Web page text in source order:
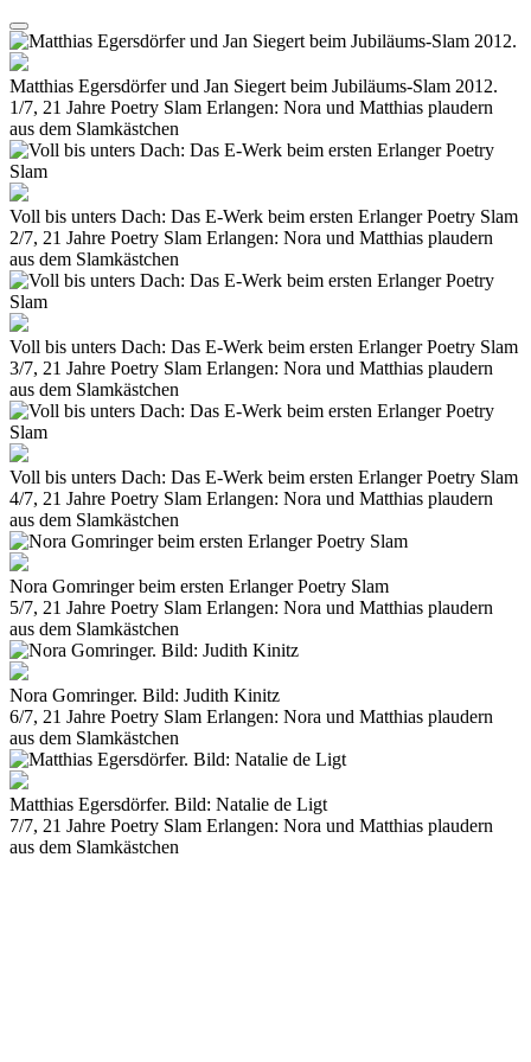
Matthias Egersdörfer und Jan Siegert beim Jubiläums-Slam 2012.
1/7, 21 Jahre Poetry Slam Erlangen: Nora und Matthias plaudern
aus dem Slamkästchen
Voll bis unters Dach: Das E-Werk beim ersten Erlanger Poetry Slam
2/7, 21 Jahre Poetry Slam Erlangen: Nora und Matthias plaudern
aus dem Slamkästchen
Voll bis unters Dach: Das E-Werk beim ersten Erlanger Poetry Slam
3/7, 21 Jahre Poetry Slam Erlangen: Nora und Matthias plaudern
aus dem Slamkästchen
Voll bis unters Dach: Das E-Werk beim ersten Erlanger Poetry Slam
4/7, 21 Jahre Poetry Slam Erlangen: Nora und Matthias plaudern
aus dem Slamkästchen
Nora Gomringer beim ersten Erlanger Poetry Slam
5/7, 21 Jahre Poetry Slam Erlangen: Nora und Matthias plaudern
aus dem Slamkästchen
Nora Gomringer. Bild: Judith Kinitz
6/7, 21 Jahre Poetry Slam Erlangen: Nora und Matthias plaudern
aus dem Slamkästchen
Matthias Egersdörfer. Bild: Natalie de Ligt
7/7, 21 Jahre Poetry Slam Erlangen: Nora und Matthias plaudern
aus dem Slamkästchen